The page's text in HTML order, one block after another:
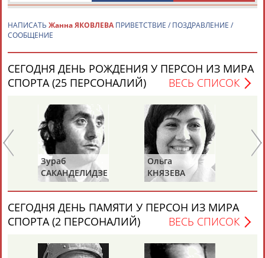
Каримжан
АБДРАХМАНОВ
Аделя
АБДРАХМАНОВА
Андрей
АБДУВАЛИЕВ
Герман
АБДУЛАЕВ
Рамазан
АБДУЛАЕВ
Тагир
АБДУЛАЕВ
Камиль
АБДУЛАЗИЗОВ
Загалав
АБДУЛБЕКОВ
НАПИСАТЬ Жанна ЯКОВЛЕВА ПРИВЕТСТВИЕ / ПОЗДРАВЛЕНИЕ /
СООБЩЕНИЕ
СЕГОДНЯ ДЕНЬ РОЖДЕНИЯ У ПЕРСОН ИЗ МИРА
СПОРТА (25 ПЕРСОНАЛИЙ)
ВЕСЬ СПИСОК
Зураб
САКАНДЕЛИДЗЕ
Ольга
КНЯЗЕВА
СЕГОДНЯ ДЕНЬ ПАМЯТИ У ПЕРСОН ИЗ МИРА
СПОРТА (2 ПЕРСОНАЛИЙ)
ВЕСЬ СПИСОК